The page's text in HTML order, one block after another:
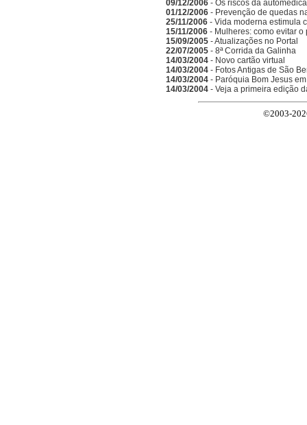
09/12/2006 - Os riscos da
01/12/2006 - Prevenção de quedas
25/11/2006 - Vida moderna estimula
15/11/2006 - Mulheres: como evitar
15/09/2005 - Atualizações no Portal
22/07/2005 - 8ª Corrida da Galinha
14/03/2004 - Novo cartão virtual
14/03/2004 - Fotos Antigas de São
14/03/2004 - Paróquia Bom Jesus
14/03/2004 - Veja a primeira edição
©2003-